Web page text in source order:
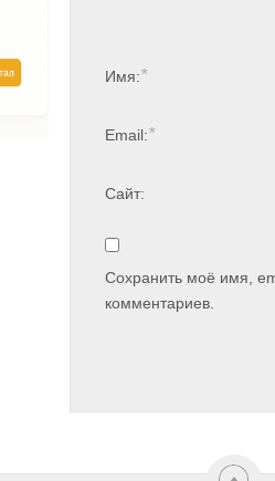
Имя:*
Email:*
Сайт:
Сохранить моё имя,
комментариев.